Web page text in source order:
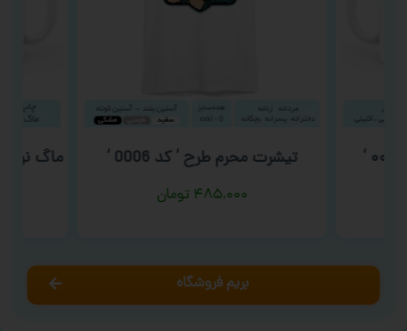
تیشرت محرم طرح ‘ کد 0006 ‘
۴۸۵,۰۰۰ تومان
ماگ
بریم فروشگاه